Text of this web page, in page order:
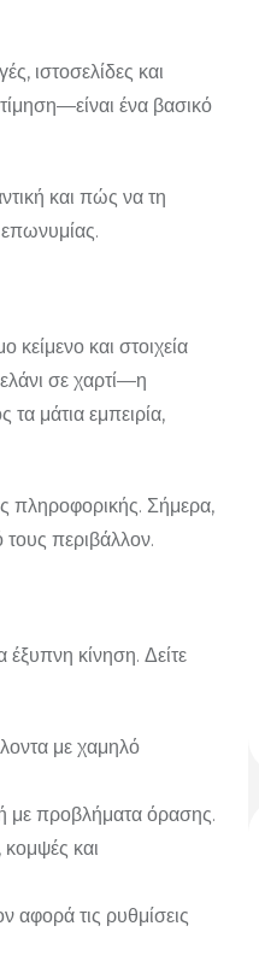
ιστοσελίδες και
ένα βασικό
και πώς να τη
κείμενο και στοιχεία
σε χαρτί—η
τα μάτια εμπειρία,
πληροφορικής. Σήμερα,
τους περιβάλλον.
έξυπνη κίνηση. Δείτε
με χαμηλό
με προβλήματα όρασης.
και
αφορά τις ρυθμίσεις